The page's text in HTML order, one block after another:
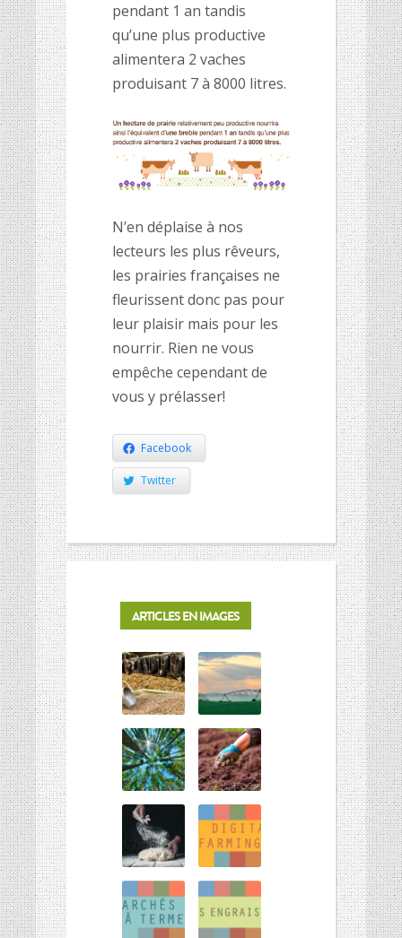
pendant 1 an tandis
qu’une plus productive
alimentera 2 vaches
produisant 7 à 8000 litres.
N’en déplaise à nos
lecteurs les plus rêveurs,
les prairies françaises ne
fleurissent donc pas pour
leur plaisir mais pour les
nourrir. Rien ne vous
empêche cependant de
vous y prélasser!
Facebook
Twitter
ARTICLES EN IMAGES